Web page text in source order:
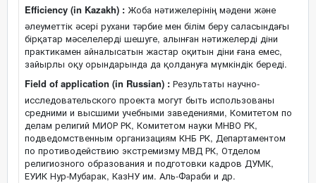
Efficiency (in Kazakh) : Жоба нәтижелерінің мәдени және
әлеуметтік әсері рухани тәрбие мен білім беру саласындағы
бірқатар мәселелерді шешуге, алынған нәтижелерді діни
практикамен айналысатын жастар оқитын діни ғана емес,
зайырлы оқу орындарында да қолдануға мүмкіндік береді.
Field of application (in Russian) : Результаты научно-
исследовательского проекта могут быть использованы
средними и высшими учебными заведениями, Комитетом по
делам религий МИОР РК, Комитетом науки МНВО РК,
подведомственным организациям КНБ РК, Департаментом
по противодействию экстремизму МВД РК, Отделом
религиозного образования и подготовки кадров ДУМК,
ЕУИК Нур-Мубарак, КазНУ им. Аль-Фараби и др.